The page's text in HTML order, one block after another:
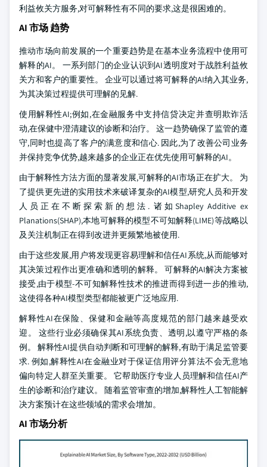
利益攸关方服务,对可解释性有不同的要求,这是很困难的。
AI 市场 趋势
推动市场向前发展的一个重要趋势是在基本业务流程中使用可
解释的AI。 一系列部门的企业认识到AI透明度对于战胜利益攸
关方和客户的重要性。 企业可以通过将可解释的AI纳入其业务,
为其决策过程提供可理解的见解.
使用解释性AI;例如,在金融服务中支持信贷决定并查明欺诈活
动,在保健中澄清建议的诊断和治疗。 这一趋势确保了监管的遵
守,同时也提高了客户的满意度和信心. 因此,为了改善公司业务
并保持竞争优势,越来越多的企业正在优先使用可解释的AI。
由于解释性方法方面的显著发展,可解释的AI市场正在扩大。 为
了提供更先进的实用技术来破译复杂的AI模型,研究人员和开发
人员正在不断探索新的想法. 诸如Shapley Additive ex
Planations(SHAP),本地可解释的模型不可知解释(LIME)等战略以
及关注机制正在得到改进并更频繁地被使用.
由于这些发展,用户将发现更容易理解和信任AI系统,从而能够对
其决策过程作出更准确和透明的解释。 可解释的AI解决方案被
接受,由于模型-不可知解释性技术的推进而得到进一步的推动,
这使得各种AI模型类型都能被更广泛地应用.
解释性AI在保险、保健和金融等高度规范的部门越来越受欢
迎。 这些行业必须确保其AI系统负责、透明,以遵守严格的条
例。 解释性AI提供自动判断和可理解的解释,有助于满足监管要
求. 例如,解释性AI在金融业对于保证信用评分算法不会无意地
偏向特定人群至关重要。 它帮助医疗专业人员理解和信任AI产
生的诊断和治疗建议。 随着监管审查的增加,解释性人工智能解
决方案预计在这些领域的需求会增加。
AI 市场分析